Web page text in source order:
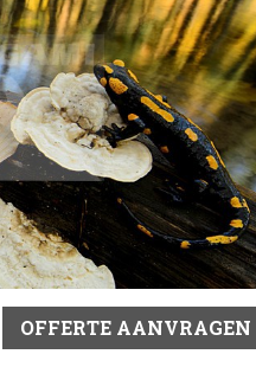
OFFERTE AANVRAGEN